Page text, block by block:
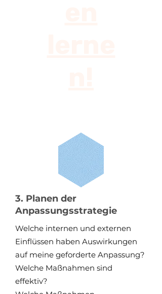
3. Planen der
Anpassungsstrategie
Welche internen und externen
Einflüssen haben Auswirkungen
auf meine geforderte Anpassung?
Welche Maßnahmen sind
effektiv?